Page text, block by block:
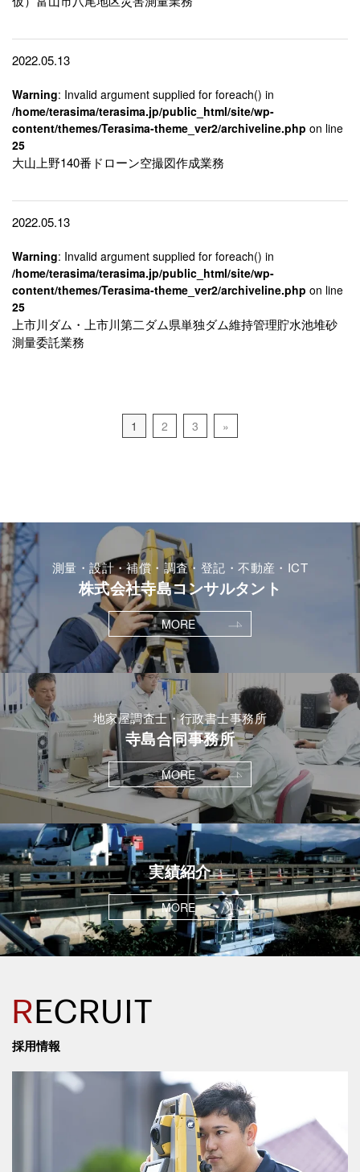
2022.05.13
Warning: Invalid argument supplied for foreach() in
/home/terasima/terasima.jp/public_html/site/wp-
content/themes/Terasima-theme_ver2/archiveline.php on line
25
大山上野140番ドローン空撮図作成業務
2022.05.13
Warning: Invalid argument supplied for foreach() in
/home/terasima/terasima.jp/public_html/site/wp-
content/themes/Terasima-theme_ver2/archiveline.php on line
25
上市川ダム・上市川第二ダム県単独ダム維持管理貯水池堆砂
測量委託業務
1 2 3 »
測量・設計・補償・調査・登記・不動産・ICT
株式会社寺島コンサルタント
MORE
地家屋調査士・行政書士事務所
寺島合同事務所
MORE
実績紹介
MORE
RECRUIT
採用情報